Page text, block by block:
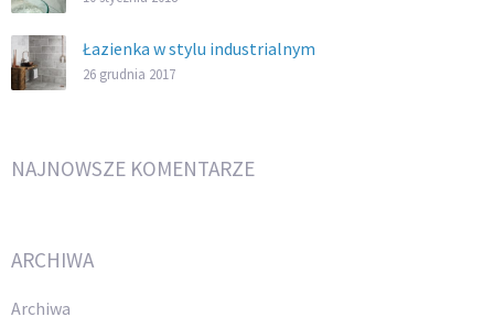
Łazienka w stylu industrialnym
26 grudnia 2017
NAJNOWSZE KOMENTARZE
ARCHIWA
Archiwa